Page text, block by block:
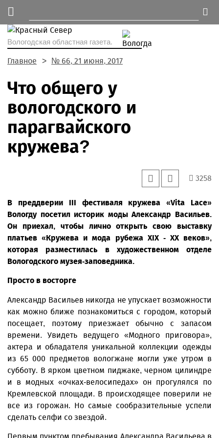
Вологодская областная газета.
Главное № 66, 21 июня, 2017
Что общего у
вологодского и
парагвайского
кружева?
3258
В преддверии III фестиваля кружева «Vita Lace»
Вологду посетил историк моды Александр Васильев.
Он приехал, чтобы лично открыть свою выставку
платьев «Кружева и мода рубежа XIX - XX веков»,
которая разместилась в художественном отделе
Вологодского музея-заповедника.
Просто в восторге
Александр Васильев никогда не упускает возможности
как можно ближе познакомиться с городом, который
посещает, поэтому приезжает обычно с запасом
времени. Увидеть ведущего «Модного приговора»,
актера и обладателя уникальной коллекции одежды
из 65 000 предметов вологжане могли уже утром в
субботу. В ярком цветном пиджаке, черном цилиндре
и в модных «очках-велосипедах» он прогулялся по
Кремлевской площади. В происходящее поверили не
все из горожан. Но самые сообразительные успели
сделать селфи со звездой.